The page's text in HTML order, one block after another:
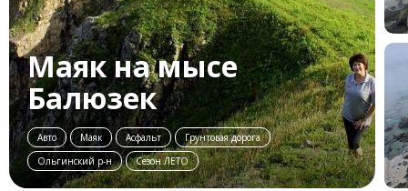
Маяк на мысе
Балюзек
Авто Маяк Асфальт
Грунтовая дорога
Ольгинский р-н
Сезон ЛЕТО